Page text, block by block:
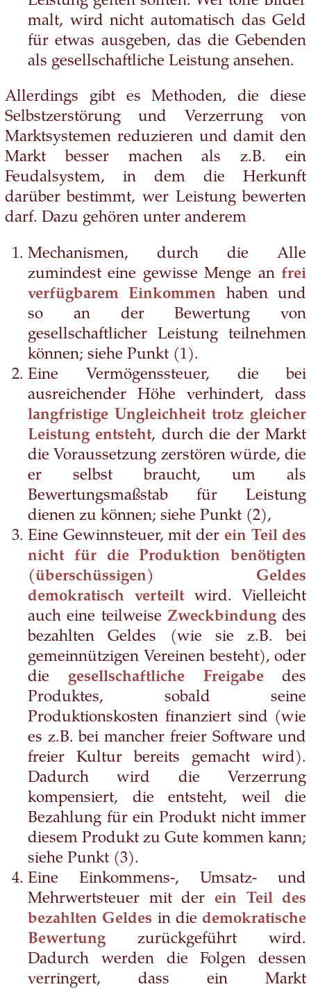
malt, wird nicht automatisch das Geld
für etwas ausgeben, das die Gebenden
als gesellschaftliche Leistung ansehen.
Allerdings gibt es Methoden, die diese
Selbstzerstörung und Verzerrung von
Marktsystemen reduzieren und damit den
Markt besser machen als z.B. ein
Feudalsystem, in dem die Herkunft
darüber bestimmt, wer Leistung bewerten
darf. Dazu gehören unter anderem
Mechanismen, durch die Alle
zumindest eine gewisse Menge anfrei
verfügbarem Einkommen haben und
so an der Bewertung von
gesellschaftlicher Leistung teilnehmen
können; siehe Punkt (1).
Eine Vermögenssteuer, die bei
ausreichender Höhe verhindert, dass
langfristige Ungleichheit trotz gleicher
Leistung entsteht, durch die der Markt
die Voraussetzung zerstören würde, die
er selbst braucht, um als
Bewertungsmaßstab für Leistung
dienen zu können; siehe Punkt (2),
Eine Gewinnsteuer, mit der ein Teil des
nicht für die Produktion benötigten
(überschüssigen) Geldes
demokratisch verteiltwird. Vielleicht
auch eine teilweise Zweckbindungdes
bezahlten Geldes (wie sie z.B. bei
gemeinnützigen Vereinen besteht), oder
die gesellschaftliche Freigabedes
Produktes, sobald seine
Produktionskosten finanziert sind (wie
es z.B. bei mancher freier Software und
freier Kultur bereits gemacht wird).
Dadurch wird die Verzerrung
kompensiert, die entsteht, weil die
Bezahlung für ein Produkt nicht immer
diesem Produkt zu Gute kommen kann;
siehe Punkt (3).
Eine Einkommens-, Umsatz- und
Mehrwertsteuer mit der ein Teil des
bezahlten Geldes in die demokratische
Bewertung zurückgeführt wird.
Dadurch werden die Folgen dessen
verringert, dass ein Markt